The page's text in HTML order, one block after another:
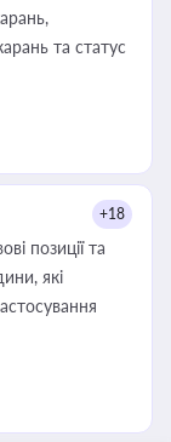
та статус
+18
позиції та
які